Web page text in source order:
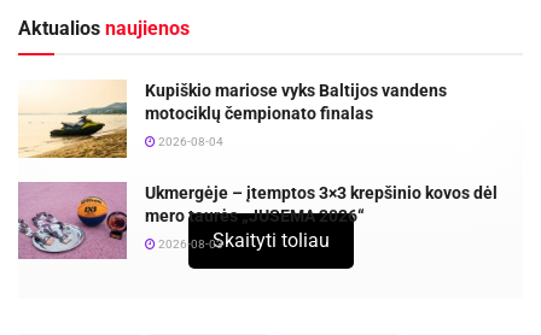
Aktualios naujienos
Kupiškio mariose vyks Baltijos vandens
motociklų čempionato finalas
2026-08-04
Ukmergėje – įtemptos 3×3 krepšinio kovos dėl
mero taurės „JUSEMA 2026“
2026-08-03Skaityti toliau